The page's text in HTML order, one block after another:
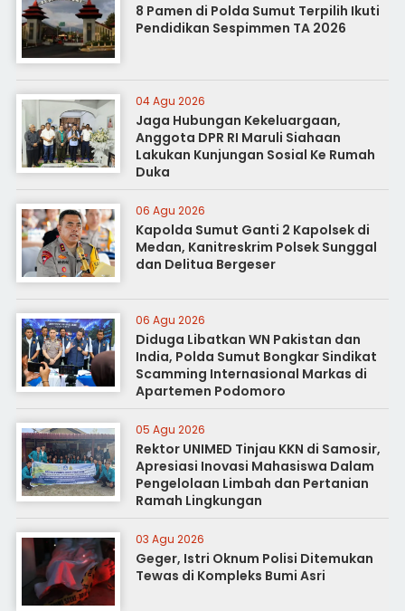
8 Pamen di Polda Sumut Terpilih Ikuti
Pendidikan Sespimmen TA 2026
04 Agu 2026
Jaga Hubungan Kekeluargaan,
Anggota DPR RI Maruli Siahaan
Lakukan Kunjungan Sosial Ke Rumah
Duka
06 Agu 2026
Kapolda Sumut Ganti 2 Kapolsek di
Medan, Kanitreskrim Polsek Sunggal
dan Delitua Bergeser
06 Agu 2026
Diduga Libatkan WN Pakistan dan
India, Polda Sumut Bongkar Sindikat
Scamming Internasional Markas di
Apartemen Podomoro
05 Agu 2026
Rektor UNIMED Tinjau KKN di Samosir,
Apresiasi Inovasi Mahasiswa Dalam
Pengelolaan Limbah dan Pertanian
Ramah Lingkungan
03 Agu 2026
Geger, Istri Oknum Polisi Ditemukan
Tewas di Kompleks Bumi Asri